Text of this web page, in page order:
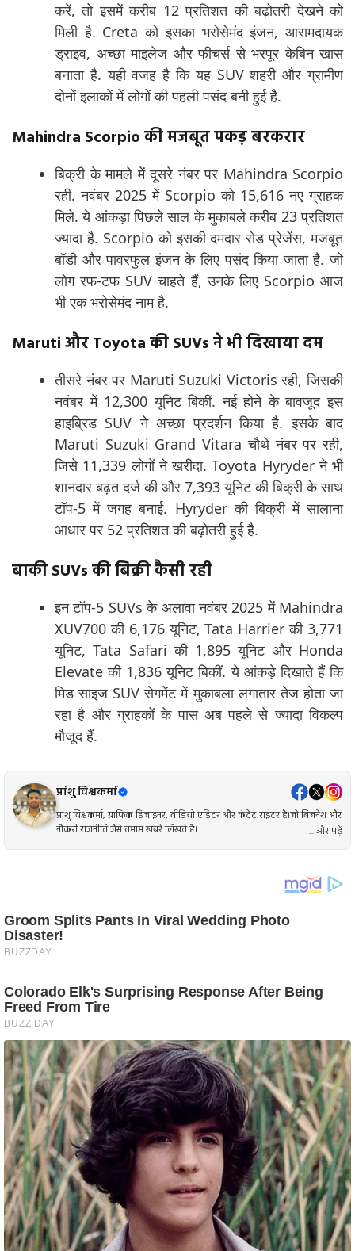
करें, तो इसमें करीब 12 प्रतिशत की बढ़ोतरी देखने को
मिली है. Creta को इसका भरोसेमंद इंजन, आरामदायक
ड्राइव, अच्छा माइलेज और फीचर्स से भरपूर केबिन खास
बनाता है. यही वजह है कि यह SUV शहरी और ग्रामीण
दोनों इलाकों में लोगों की पहली पसंद बनी हुई है.
Mahindra Scorpio की मजबूत पकड़ बरकरार
बिक्री के मामले में दूसरे नंबर पर Mahindra Scorpio
रही. नवंबर 2025 में Scorpio को 15,616 नए ग्राहक
मिले. ये आंकड़ा पिछले साल के मुकाबले करीब 23 प्रतिशत
ज्यादा है. Scorpio को इसकी दमदार रोड प्रेजेंस, मजबूत
बॉडी और पावरफुल इंजन के लिए पसंद किया जाता है. जो
लोग रफ-टफ SUV चाहते हैं, उनके लिए Scorpio आज
भी एक भरोसेमंद नाम है.
Maruti और Toyota की SUVs ने भी दिखाया दम
तीसरे नंबर पर Maruti Suzuki Victoris रही, जिसकी
नवंबर में 12,300 यूनिट बिकीं. नई होने के बावजूद इस
हाइब्रिड SUV ने अच्छा प्रदर्शन किया है. इसके बाद
Maruti Suzuki Grand Vitara चौथे नंबर पर रही,
जिसे 11,339 लोगों ने खरीदा. Toyota Hyryder ने भी
शानदार बढ़त दर्ज की और 7,393 यूनिट की बिक्री के साथ
टॉप-5 में जगह बनाई. Hyryder की बिक्री में सालाना
आधार पर 52 प्रतिशत की बढ़ोतरी हुई है.
बाकी SUVs की बिक्री कैसी रही
इन टॉप-5 SUVs के अलावा नवंबर 2025 में Mahindra
XUV700 की 6,176 यूनिट, Tata Harrier की 3,771
यूनिट, Tata Safari की 1,895 यूनिट और Honda
Elevate की 1,836 यूनिट बिकीं. ये आंकड़े दिखाते हैं कि
मिड साइज SUV सेगमेंट में मुकाबला लगातार तेज होता जा
रहा है और ग्राहकों के पास अब पहले से ज्यादा विकल्प
मौजूद हैं.
प्रांशु विश्वकर्मा
प्रांशु विश्वकर्मा, ग्राफिक डिजाइनर, वीडियो एडिटर और कंटेंट राइटर है।जो बिजनेश और
नौकरी राजनीति जैसे तमाम खबरे लिखते है।
... और पढ़ें